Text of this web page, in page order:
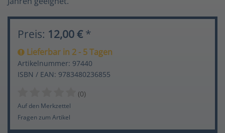
Preis: 12,00 € *
Lieferbar in 2 - 5 Tagen
Artikelnummer: 97440
ISBN / EAN: 9783480236855
(0)
Auf den Merkzettel
Fragen zum Artikel